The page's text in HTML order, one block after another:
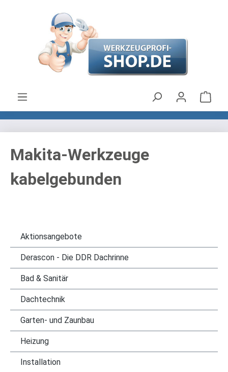
Zum Hauptinhalt springen
Makita-Werkzeuge
kabelgebunden
Aktionsangebote
Derascon - Die DDR Dachrinne
Bad & Sanitär
Dachtechnik
Garten- und Zaunbau
Heizung
Installation